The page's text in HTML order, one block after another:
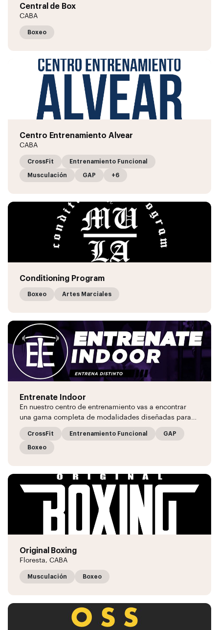
Central de Box
CABA
Boxeo
Centro Entrenamiento Alvear
CABA
CrossFit Entrenamiento Funcional
Musculación GAP +6
Conditioning Program
Boxeo Artes Marciales
Entrenate Indoor
En nuestro centro de entrenamiento vas a encontrar
una gama completa de modalidades diseñadas para…
CrossFit Entrenamiento Funcional GAP
Boxeo
Original Boxing
Floresta, CABA
Musculación Boxeo